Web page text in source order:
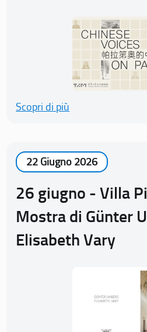
Scopri di più
22 Giugno 2026
26 giugno - Villa
Mostra di Günter
Elisabeth Vary